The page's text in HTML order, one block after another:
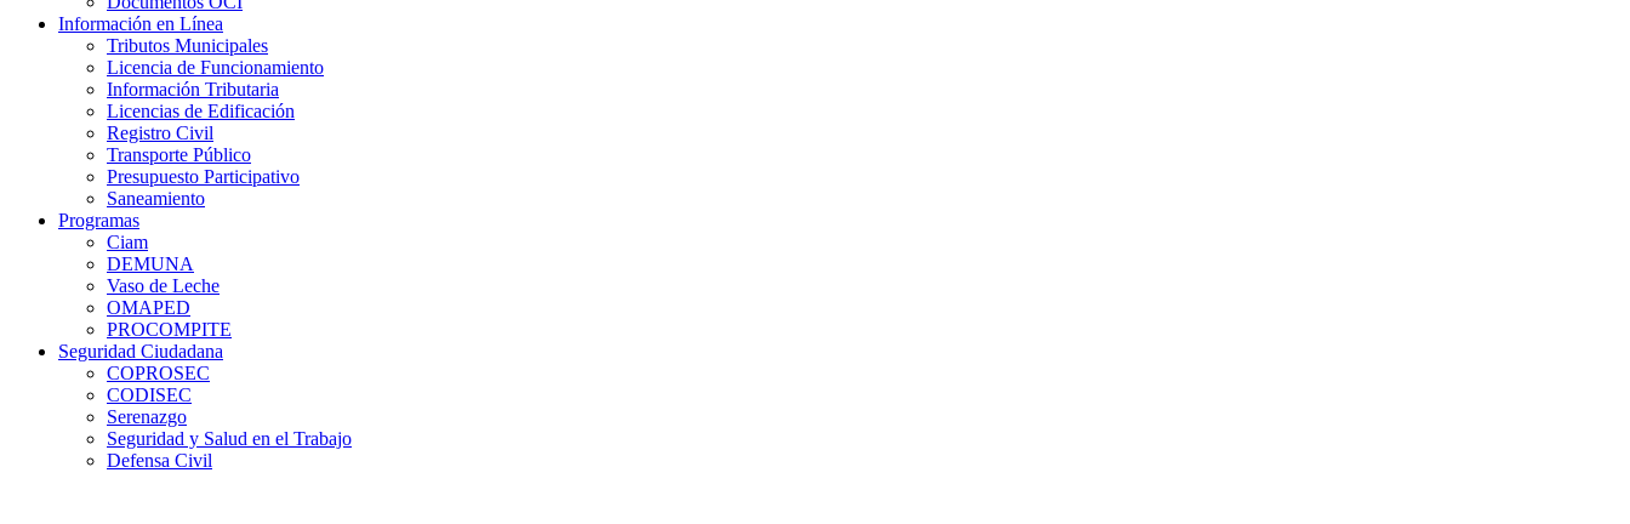
Información en Línea
Tributos Municipales
Licencia de Funcionamiento
Información Tributaria
Licencias de Edificación
Registro Civil
Transporte Público
Presupuesto Participativo
Saneamiento
Programas
Ciam
DEMUNA
Vaso de Leche
OMAPED
PROCOMPITE
Seguridad Ciudadana
COPROSEC
CODISEC
Serenazgo
Seguridad y Salud en el Trabajo
Defensa Civil